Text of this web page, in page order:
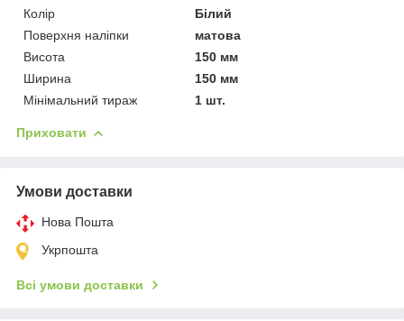
Колір
Білий
Поверхня наліпки
матова
Висота
150 мм
Ширина
150 мм
Мінімальний тираж
1 шт.
Приховати
Умови доставки
Нова Пошта
Укрпошта
Всі умови доставки